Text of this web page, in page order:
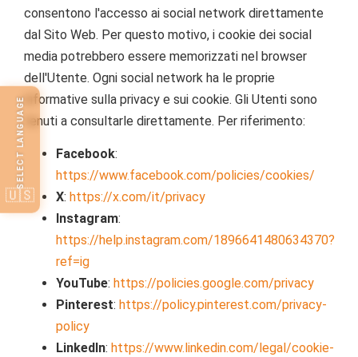
consentono l'accesso ai social network direttamente
dal Sito Web. Per questo motivo, i cookie dei social
media potrebbero essere memorizzati nel browser
dell'Utente. Ogni social network ha le proprie
informative sulla privacy e sui cookie. Gli Utenti sono
tenuti a consultarle direttamente. Per riferimento:
Facebook:
https://www.facebook.com/policies/cookies/
X: https://x.com/it/privacy
Instagram:
https://help.instagram.com/1896641480634370?
ref=ig
YouTube: https://policies.google.com/privacy
Pinterest: https://policy.pinterest.com/privacy-
policy
LinkedIn: https://www.linkedin.com/legal/cookie-
SELECT LANGUAGE
🇺🇸